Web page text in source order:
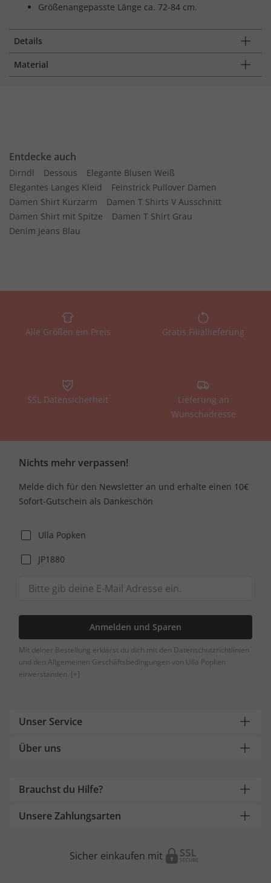
Größenangepasste Länge ca. 72-84 cm.
Details
Material
Entdecke auch
Dirndl Dessous
Elegante Blusen Weiß
Elegantes Langes Kleid
Feinstrick Pullover Damen
Damen Shirt Kurzarm
Damen T Shirts V Ausschnitt
Damen Shirt mit Spitze
Damen T Shirt Grau
Denim Jeans Blau
Alle Größen ein Preis Gratis Filiallieferung
SSL Datensicherheit
Lieferung an
Wunschadresse
Nichts mehr verpassen!
Melde dich für den Newsletter an und erhalte einen 10€
Sofort-Gutschein als Dankeschön
Ulla Popken
JP1880
Anmelden und Sparen
Mit deiner Bestellung erklärst du dich mit den Datenschutzrichtlinien
und den Allgemeinen Geschäftsbedingungen von Ulla Popken
einverstanden. [+]
Unser Service
Über uns
Brauchst du Hilfe?
Unsere Zahlungsarten
Sicher einkaufen mit